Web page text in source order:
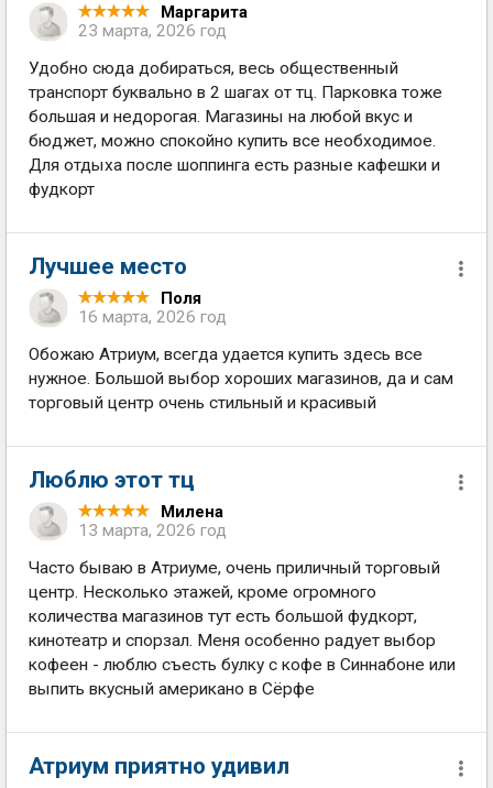
Маргарита
23 марта, 2026 год
Удобно сюда добираться, весь общественный
транспорт буквально в 2 шагах от тц. Парковка тоже
большая и недорогая. Магазины на любой вкус и
бюджет, можно спокойно купить все необходимое.
Для отдыха после шоппинга есть разные кафешки и
фудкорт
Лучшее место
Поля
16 марта, 2026 год
Обожаю Атриум, всегда удается купить здесь все
нужное. Большой выбор хороших магазинов, да и сам
торговый центр очень стильный и красивый
Люблю этот тц
Милена
13 марта, 2026 год
Часто бываю в Атриуме, очень приличный торговый
центр. Несколько этажей, кроме огромного
количества магазинов тут есть большой фудкорт,
кинотеатр и спорзал. Меня особенно радует выбор
кофеен - люблю съесть булку с кофе в Синнабоне или
выпить вкусный американо в Сёрфе
Атриум приятно удивил